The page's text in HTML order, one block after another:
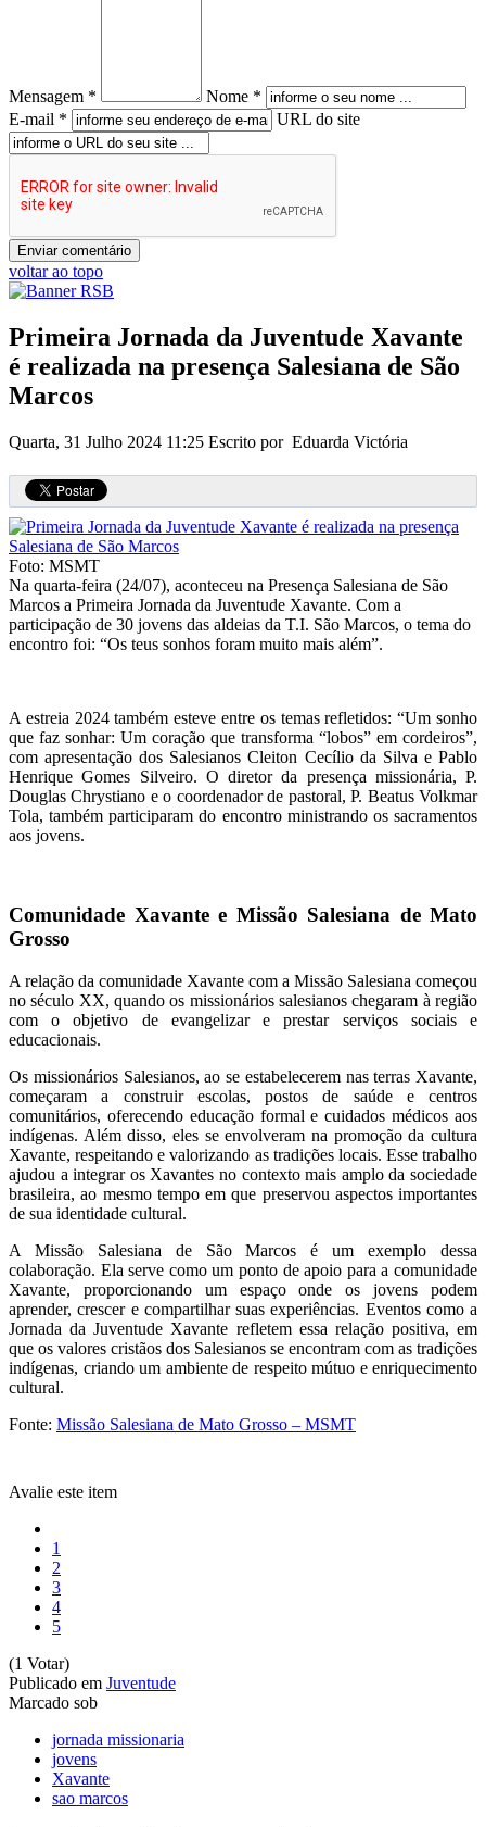
Mensagem *
Nome *
E-mail *
URL do site
voltar ao topo
Primeira Jornada da Juventude Xavante
é realizada na presença Salesiana de São
Marcos
Quarta, 31 Julho 2024 11:25 Escrito por Eduarda Victória
Foto: MSMT
Na quarta-feira (24/07), aconteceu na Presença Salesiana de São
Marcos a Primeira Jornada da Juventude Xavante. Com a
participação de 30 jovens das aldeias da T.I. São Marcos, o tema do
encontro foi: “Os teus sonhos foram muito mais além”.
A estreia 2024 também esteve entre os temas refletidos: “Um sonho
que faz sonhar: Um coração que transforma “lobos” em cordeiros”,
com apresentação dos Salesianos Cleiton Cecílio da Silva e Pablo
Henrique Gomes Silveiro. O diretor da presença missionária, P.
Douglas Chrystiano e o coordenador de pastoral, P. Beatus Volkmar
Tola, também participaram do encontro ministrando os sacramentos
aos jovens.
Comunidade Xavante e Missão Salesiana de Mato
Grosso
A relação da comunidade Xavante com a Missão Salesiana começou
no século XX, quando os missionários salesianos chegaram à região
com o objetivo de evangelizar e prestar serviços sociais e
educacionais.
Os missionários Salesianos, ao se estabelecerem nas terras Xavante,
começaram a construir escolas, postos de saúde e centros
comunitários, oferecendo educação formal e cuidados médicos aos
indígenas. Além disso, eles se envolveram na promoção da cultura
Xavante, respeitando e valorizando as tradições locais. Esse trabalho
ajudou a integrar os Xavantes no contexto mais amplo da sociedade
brasileira, ao mesmo tempo em que preservou aspectos importantes
de sua identidade cultural.
A Missão Salesiana de São Marcos é um exemplo dessa
colaboração. Ela serve como um ponto de apoio para a comunidade
Xavante, proporcionando um espaço onde os jovens podem
aprender, crescer e compartilhar suas experiências. Eventos como a
Jornada da Juventude Xavante refletem essa relação positiva, em
que os valores cristãos dos Salesianos se encontram com as tradições
indígenas, criando um ambiente de respeito mútuo e enriquecimento
cultural.
Fonte: Missão Salesiana de Mato Grosso – MSMT
Avalie este item
1
2
3
4
5
(1 Votar)
Publicado em Juventude
Marcado sob
jornada missionaria
jovens
Xavante
sao marcos